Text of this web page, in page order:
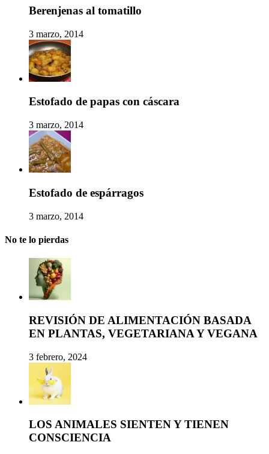
Berenjenas al tomatillo
3 marzo, 2014
Estofado de papas con cáscara
3 marzo, 2014
Estofado de espárragos
3 marzo, 2014
No te lo pierdas
REVISIÓN DE ALIMENTACIÓN BASADA
EN PLANTAS, VEGETARIANA Y VEGANA
3 febrero, 2024
LOS ANIMALES SIENTEN Y TIENEN
CONSCIENCIA